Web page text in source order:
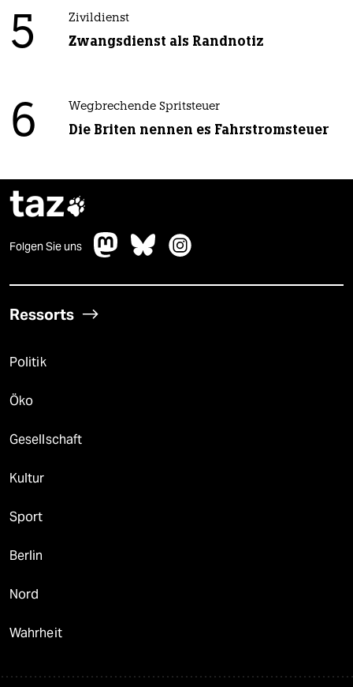
5 Zivildienst
Zwangsdienst als Randnotiz
6 Wegbrechende Spritsteuer
Die Briten nennen es Fahrstromsteuer
taz
Folgen Sie uns
Ressorts
Politik
Öko
Gesellschaft
Kultur
Sport
Berlin
Nord
Wahrheit